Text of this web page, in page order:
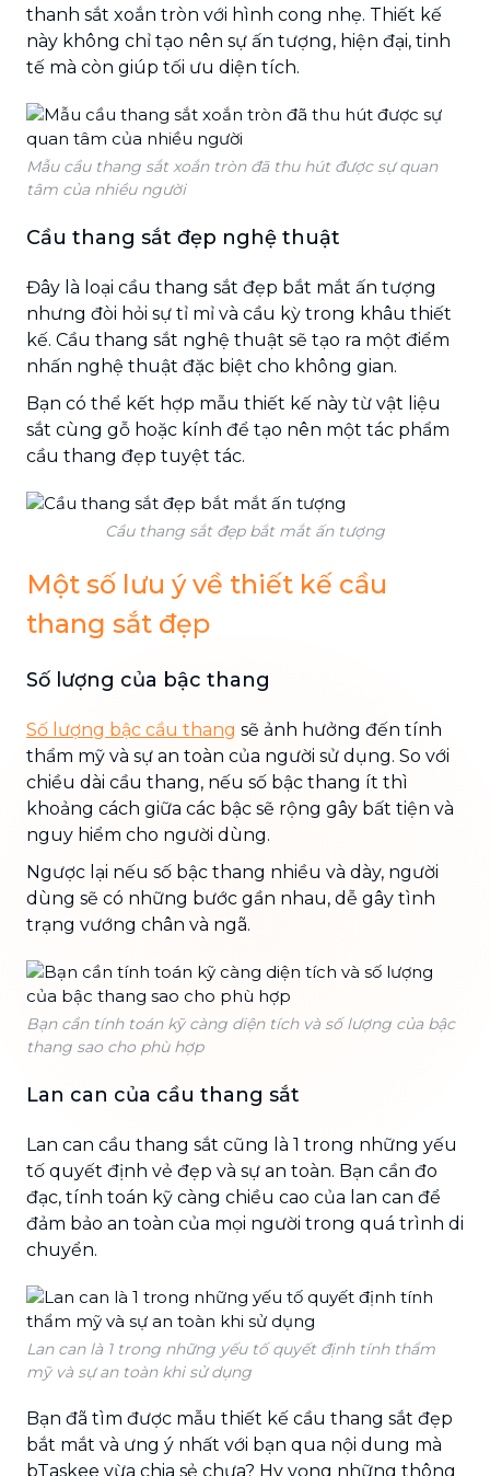
thanh sắt xoắn tròn với hình cong nhẹ. Thiết kế
này không chỉ tạo nên sự ấn tượng, hiện đại, tinh
tế mà còn giúp tối ưu diện tích.
Mẫu cầu thang sắt xoắn tròn đã thu hút được sự quan
tâm của nhiều người
Cầu thang sắt đẹp nghệ thuật
Đây là loại cầu thang sắt đẹp bắt mắt ấn tượng
nhưng đòi hỏi sự tỉ mỉ và cầu kỳ trong khâu thiết
kế. Cầu thang sắt nghệ thuật sẽ tạo ra một điểm
nhấn nghệ thuật đặc biệt cho không gian.
Bạn có thể kết hợp mẫu thiết kế này từ vật liệu
sắt cùng gỗ hoặc kính để tạo nên một tác phẩm
cầu thang đẹp tuyệt tác.
Cầu thang sắt đẹp bắt mắt ấn tượng
Một số lưu ý về thiết kế cầu
thang sắt đẹp
Số lượng của bậc thang
Số lượng bậc cầu thang sẽ ảnh hưởng đến tính
thẩm mỹ và sự an toàn của người sử dụng. So với
chiều dài cầu thang, nếu số bậc thang ít thì
khoảng cách giữa các bậc sẽ rộng gây bất tiện và
nguy hiểm cho người dùng.
Ngược lại nếu số bậc thang nhiều và dày, người
dùng sẽ có những bước gần nhau, dễ gây tình
trạng vướng chân và ngã.
Bạn cần tính toán kỹ càng diện tích và số lượng của bậc
thang sao cho phù hợp
Lan can của cầu thang sắt
Lan can cầu thang sắt cũng là 1 trong những yếu
tố quyết định vẻ đẹp và sự an toàn. Bạn cần đo
đạc, tính toán kỹ càng chiều cao của lan can để
đảm bảo an toàn của mọi người trong quá trình di
chuyển.
Lan can là 1 trong những yếu tố quyết định tính thẩm
mỹ và sự an toàn khi sử dụng
Bạn đã tìm được mẫu thiết kế cầu thang sắt đẹp
bắt mắt và ưng ý nhất với bạn qua nội dung mà
bTaskee vừa chia sẻ chưa? Hy vọng những thông